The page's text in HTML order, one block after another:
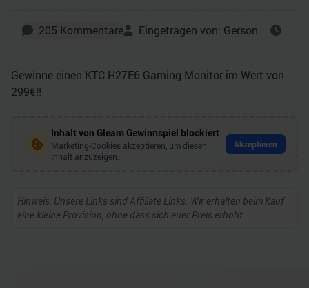
205 Kommentare Eingetragen von: Gerson
Gewinne einen KTC H27E6 Gaming Monitor im Wert von
299€!!
Inhalt von Gleam Gewinnspiel blockiert
Marketing-Cookies akzeptieren, um diesen
Inhalt anzuzeigen.
Akzeptieren
Hinweis: Unsere Links sind Affiliate Links. Wir erhalten beim Kauf
eine kleine Provision, ohne dass sich euer Preis erhöht.